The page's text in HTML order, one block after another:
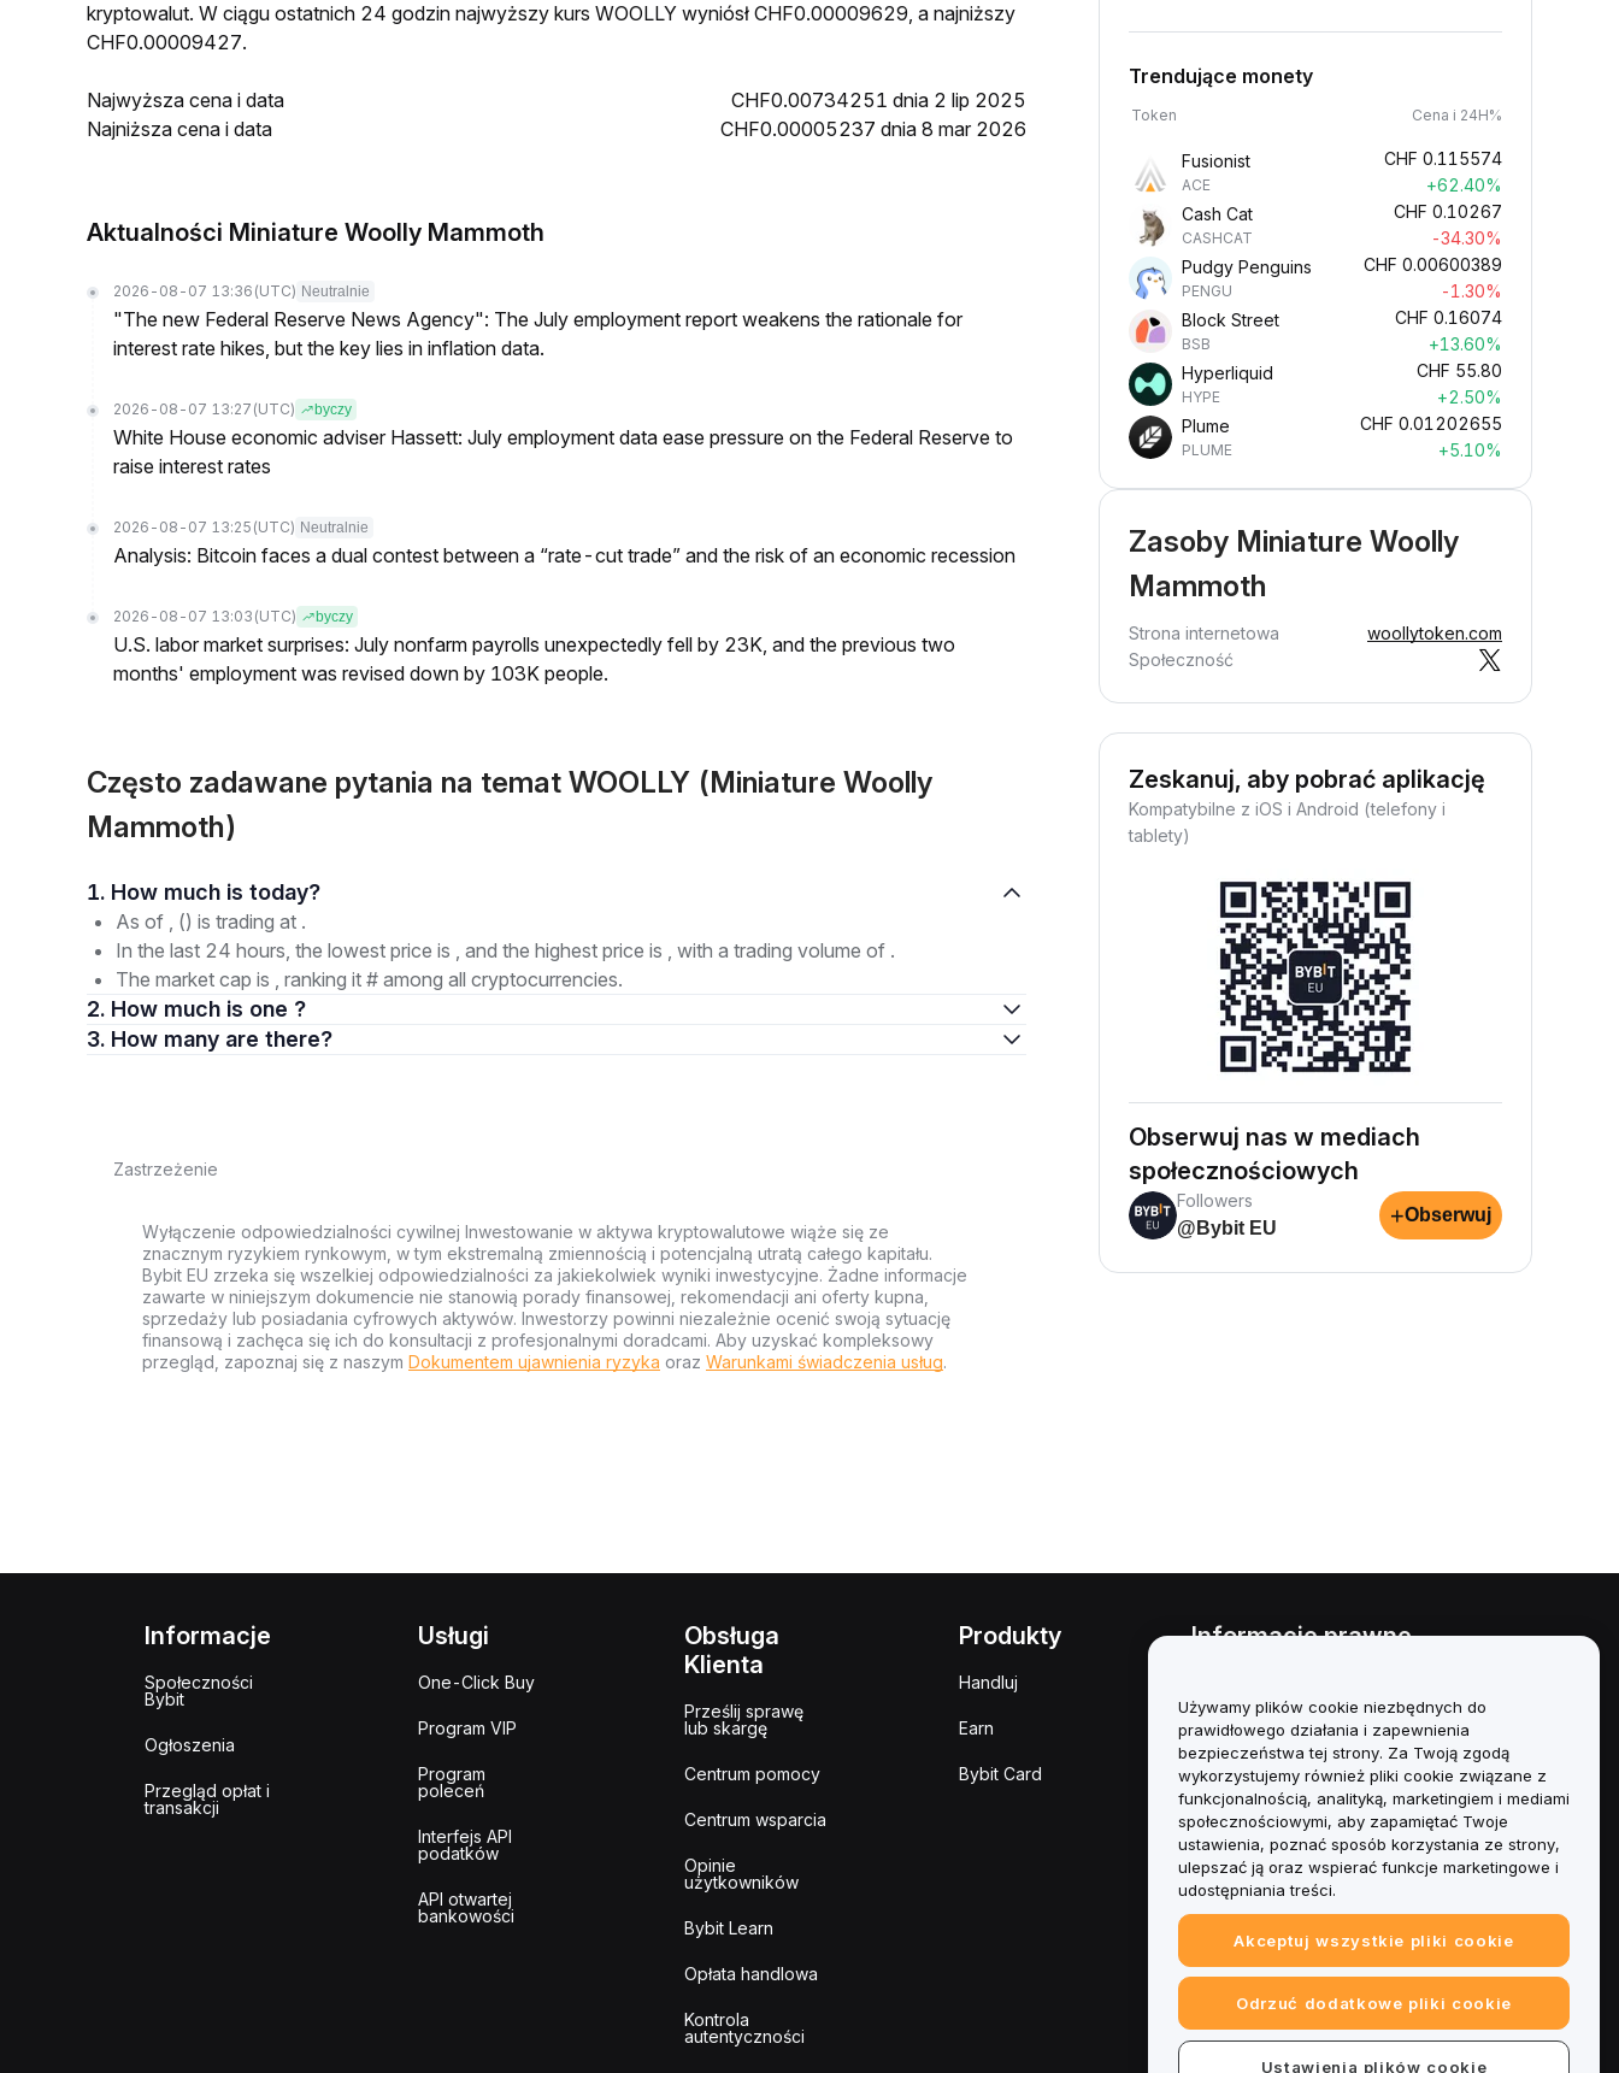
kryptowalut. W ciągu ostatnich 24 godzin najwyższy kurs WOOLLY wyniósł CHF0.00009629, a najniższy
CHF0.00009427.
Najwyższa cena i data
CHF0.00734251 dnia 2 lip 2025
Najniższa cena i data
CHF0.00005237 dnia 8 mar 2026
Aktualności Miniature Woolly Mammoth
2026-08-07 13:36 (UTC) Neutralnie
"The new Federal Reserve News Agency": The July employment report weakens the rationale for
interest rate hikes, but the key lies in inflation data.
2026-08-07 13:27 (UTC) byczy
White House economic adviser Hassett: July employment data ease pressure on the Federal Reserve to
raise interest rates
2026-08-07 13:25 (UTC) Neutralnie
Analysis: Bitcoin faces a dual contest between a “rate-cut trade” and the risk of an economic recession
2026-08-07 13:03 (UTC) byczy
U.S. labor market surprises: July nonfarm payrolls unexpectedly fell by 23K, and the previous two
months' employment was revised down by 103K people.
Często zadawane pytania na temat WOOLLY (Miniature Woolly
Mammoth)
1. How much is today?
As of , () is trading at .
In the last 24 hours, the lowest price is , and the highest price is , with a trading volume of .
The market cap is , ranking it # among all cryptocurrencies.
2. How much is one ?
3. How many are there?
Zastrzeżenie
Wyłączenie odpowiedzialności cywilnej Inwestowanie w aktywa kryptowalutowe wiąże się ze
znacznym ryzykiem rynkowym, w tym ekstremalną zmiennością i potencjalną utratą całego kapitału.
Bybit EU zrzeka się wszelkiej odpowiedzialności za jakiekolwiek wyniki inwestycyjne. Żadne informacje
zawarte w niniejszym dokumencie nie stanowią porady finansowej, rekomendacji ani oferty kupna,
sprzedaży lub posiadania cyfrowych aktywów. Inwestorzy powinni niezależnie ocenić swoją sytuację
finansową i zachęca się ich do konsultacji z profesjonalnymi doradcami. Aby uzyskać kompleksowy
przegląd, zapoznaj się z naszym Dokumentem ujawnienia ryzyka oraz Warunkami świadczenia usług.
Trendujące monety
Token Cena i 24H%
Fusionist
ACE
CHF 0.115574
+62.40%
Cash Cat
CASHCAT
CHF 0.10267
-34.30%
Pudgy Penguins
PENGU
CHF 0.00600389
-1.30%
Block Street
BSB
CHF 0.16074
+13.60%
Hyperliquid
HYPE
CHF 55.80
+2.50%
Plume
PLUME
CHF 0.01202655
+5.10%
Zasoby Miniature Woolly
Mammoth
Strona internetowa
woollytoken.com
Społeczność
Zeskanuj, aby pobrać aplikację
Kompatybilne z iOS i Android (telefony i
tablety)
Obserwuj nas w mediach
społecznościowych
Followers
@Bybit EU
+Obserwuj
Informacje
Społeczności
Bybit
Ogłoszenia
Przegląd opłat i
transakcji
Usługi
One-Click Buy
Program VIP
Program
poleceń
Interfejs API
podatków
API otwartej
bankowości
Obsługa
Klienta
Prześlij sprawę
lub skargę
Centrum pomocy
Centrum wsparcia
Opinie
użytkowników
Bybit Learn
Opłata handlowa
Kontrola
autentyczności
Produkty
Handluj
Earn
Bybit Card
Informacje prawne
interesów
Podsumowanie polityki
powiernictwa i zarządzania
Informacje ESG
Biuletyny informacyjne
kryptoaktywów
Używamy plików cookie niezbędnych do
prawidłowego działania i zapewnienia
bezpieczeństwa tej strony. Za Twoją zgodą
wykorzystujemy również pliki cookie związane z
funkcjonalnością, analityką, marketingiem i mediami
społecznościowymi, aby zapamiętać Twoje
ustawienia, poznać sposób korzystania ze strony,
ulepszać ją oraz wspierać funkcje marketingowe i
udostępniania treści.
Akceptuj wszystkie pliki cookie
Odrzuć dodatkowe pliki cookie
Ustawienia plików cookie